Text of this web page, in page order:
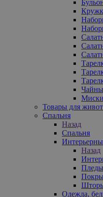
Миски
Товары для
Спальня
Назад
Спальня
Назад
Пледы
Одежда,